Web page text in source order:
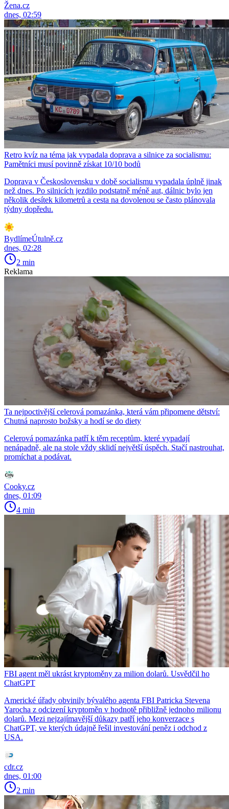
Žena.cz
dnes, 02:59
Retro kvíz na téma jak vypadala doprava a silnice za socialismu:
Pamětníci musí povinně získat 10/10 bodů
Doprava v Československu v době socialismu vypadala úplně jinak
než dnes. Po silnicích jezdilo podstatně méně aut, dálnic bylo jen
několik desítek kilometrů a cesta na dovolenou se často plánovala
týdny dopředu.
BydlímeÚtulně.cz
dnes, 02:28
2 min
Reklama
Ta nejpoctivější celerová pomazánka, která vám připomene dětství:
Chutná naprosto božsky a hodí se do diety
Celerová pomazánka patří k těm receptům, které vypadají
nenápadně, ale na stole vždy sklidí největší úspěch. Stačí nastrouhat,
promíchat a podávat.
Cooky.cz
dnes, 01:09
4 min
FBI agent měl ukrást kryptoměny za milion dolarů. Usvědčil ho
ChatGPT
Americké úřady obvinily bývalého agenta FBI Patricka Stevena
Yarocha z odcizení kryptoměn v hodnotě přibližně jednoho milionu
dolarů. Mezi nejzajímavější důkazy patří jeho konverzace s
ChatGPT, ve kterých údajně řešil investování peněz i odchod z
USA.
cdr.cz
dnes, 01:00
2 min